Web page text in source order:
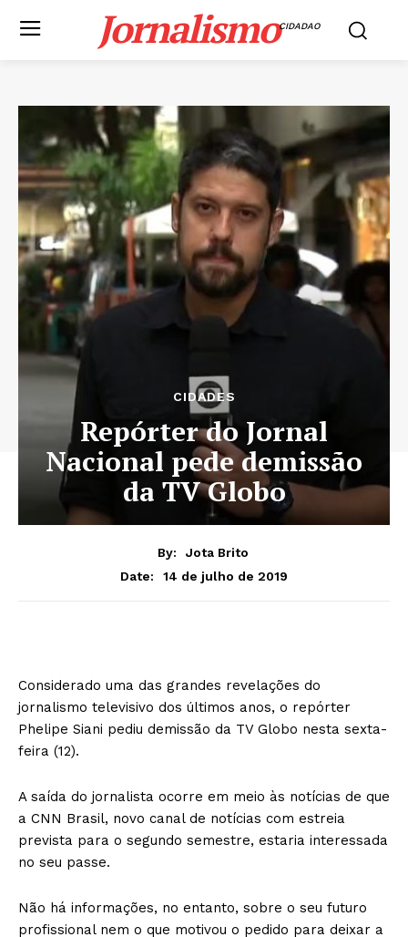
JornalismoCIDADAO
CIDADES
Repórter do Jornal
Nacional pede demissão
da TV Globo
By:
Jota Brito
Date:
14 de julho de 2019
Considerado uma das grandes revelações do
jornalismo televisivo dos últimos anos, o repórter
Phelipe Siani pediu demissão da TV Globo nesta sexta-
feira (12).
A saída do jornalista ocorre em meio às notícias de que
a CNN Brasil, novo canal de notícias com estreia
prevista para o segundo semestre, estaria interessada
no seu passe.
Não há informações, no entanto, sobre o seu futuro
profissional nem o que motivou o pedido para deixar a